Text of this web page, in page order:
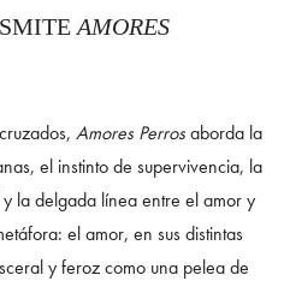
AMORES
Amores Perrosaborda la
el instinto de supervivencia, la
la delgada línea entre el amor y
el amor, en sus distintas
y feroz como una pelea de